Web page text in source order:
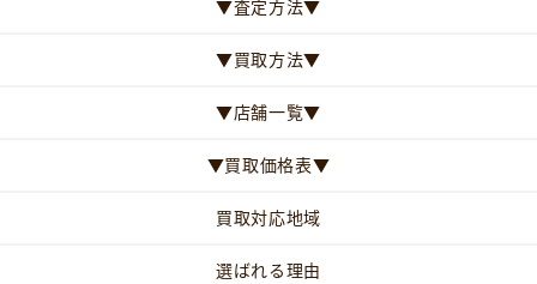
▼査定方法▼
▼買取方法▼
▼店舗一覧▼
▼買取価格表▼
買取対応地域
選ばれる理由